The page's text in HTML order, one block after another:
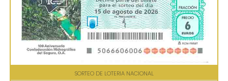
SORTEO DE LOTERIA NACIONAL